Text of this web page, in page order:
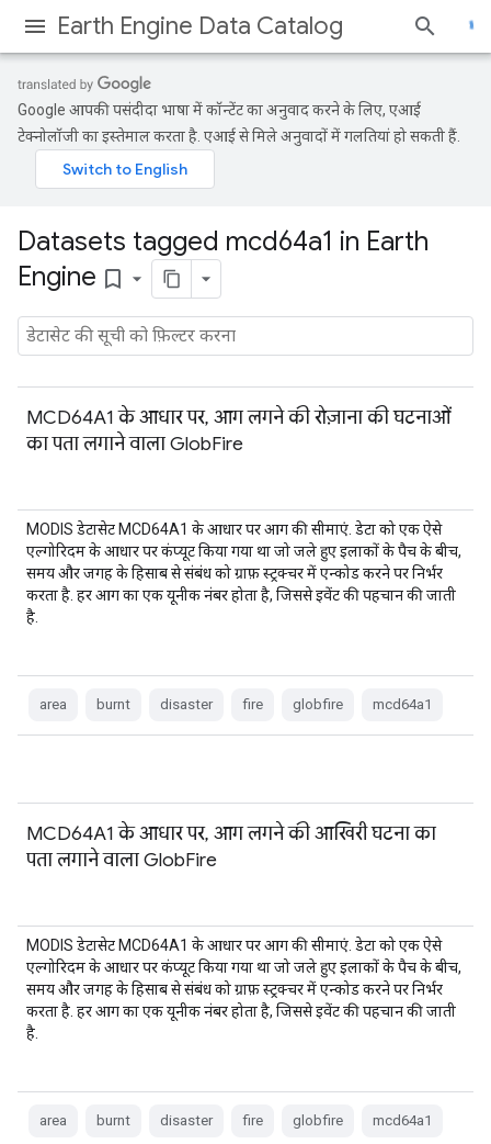
Earth Engine Data Catalog
Google आपकी पसंदीदा भाषा में कॉन्टेंट का अनुवाद करने के लिए, एआई
टेक्नोलॉजी का इस्तेमाल करता है. एआई से मिले अनुवादों में गलतियां हो सकती हैं.
Datasets tagged mcd64a1 in Earth
Engine bookmark_border
MCD64A1 के आधार पर, आग लगने की रोज़ाना की घटनाओं
का पता लगाने वाला GlobFire
MODIS डेटासेट MCD64A1 के आधार पर आग की सीमाएं. डेटा को एक ऐसे
एल्गोरिदम के आधार पर कंप्यूट किया गया था जो जले हुए इलाकों के पैच के बीच,
समय और जगह के हिसाब से संबंध को ग्राफ़ स्ट्रक्चर में एन्कोड करने पर निर्भर
करता है. हर आग का एक यूनीक नंबर होता है, जिससे इवेंट की पहचान की जाती
है.
area burnt disaster fire globfire mcd64a1
MCD64A1 के आधार पर, आग लगने की आखिरी घटना का
पता लगाने वाला GlobFire
MODIS डेटासेट MCD64A1 के आधार पर आग की सीमाएं. डेटा को एक ऐसे
एल्गोरिदम के आधार पर कंप्यूट किया गया था जो जले हुए इलाकों के पैच के बीच,
समय और जगह के हिसाब से संबंध को ग्राफ़ स्ट्रक्चर में एन्कोड करने पर निर्भर
करता है. हर आग का एक यूनीक नंबर होता है, जिससे इवेंट की पहचान की जाती
है.
area burnt disaster fire globfire mcd64a1